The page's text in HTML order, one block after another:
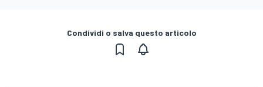
Condividi o salva questo articolo